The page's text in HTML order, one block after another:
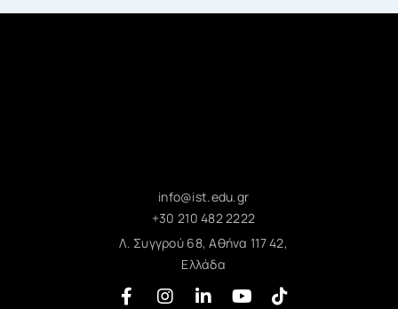
info@ist.edu.gr
+30 210 482 2222
Λ. Συγγρού 68, Αθήνα 117 42,
Ελλάδα